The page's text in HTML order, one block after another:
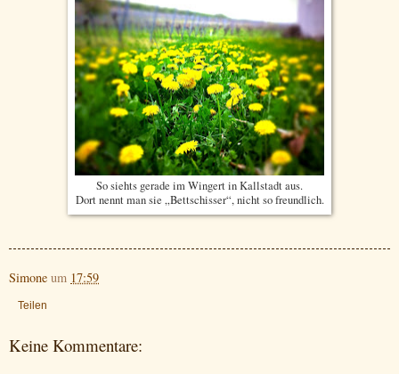
So siehts gerade im Wingert in Kallstadt aus.
Dort nennt man sie „Bettschisser“, nicht so freundlich.
Simone um 17:59
Teilen
Keine Kommentare: